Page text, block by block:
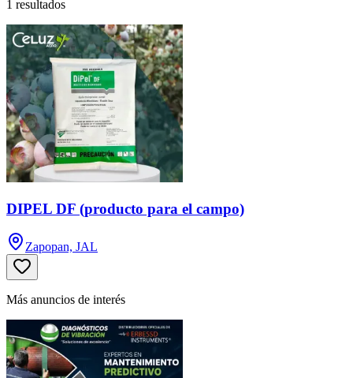
1 resultados
DIPEL DF (producto para el campo)
Zapopan, JAL
Más anuncios de interés